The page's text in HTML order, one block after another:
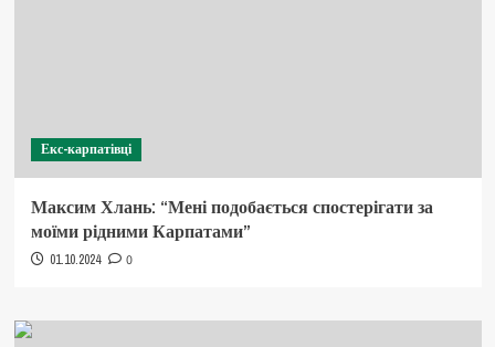
Екс-карпатівці
Максим Хлань: “Мені подобається спостерігати за
моїми рідними Карпатами”
01.10.2024 0